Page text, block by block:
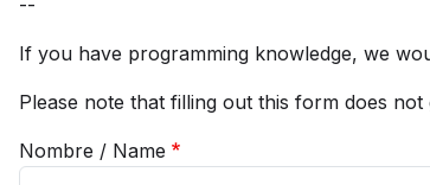
--
If you have programming knowledge, we
Please note that filling out this form does
Nombre / Name